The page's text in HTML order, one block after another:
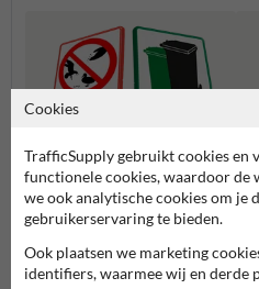
Diverse regelgeving borden
Cookies
TrafficSupply gebruikt cookies en
functionele cookies, waardoor de
we ook analytische cookies om je
gebruikerservaring te bieden.
Ook plaatsen we marketing
identifiers, waarmee wij en derde